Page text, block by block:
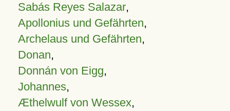
Sabás Reyes Salazar,
Apollonius und Gefährten,
Archelaus und Gefährten,
Donan,
Donnán von Eigg,
Johannes,
Æthelwulf von Wessex,